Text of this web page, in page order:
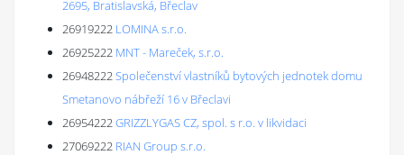
2695, Bratislavská, Břeclav
26919222 LOMINA s.r.o.
26925222 MNT - Mareček, s.r.o.
26948222Společenství vlastníků bytových jednotek domu
Smetanovo nábřeží 16 v Břeclavi
26954222GRIZZLYGAS CZ, spol. s r.o. v likvidaci
27069222 RIAN Group s.r.o.